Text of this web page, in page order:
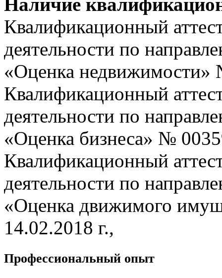
Квалификационный
деятельности по
«Оценка недвижимости»
Квалификационный
деятельности по
«Оценка бизнеса» №
Квалификационный
деятельности по
«Оценка движимого
14.02.2018 г.,
Профессиональный опыт